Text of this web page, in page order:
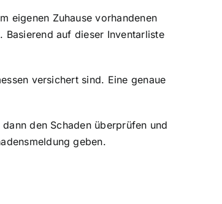
eigenen Zuhause vorhandenen
Basierend auf dieser Inventarliste
versichert sind. Eine genaue
den Schaden überprüfen und
geben.